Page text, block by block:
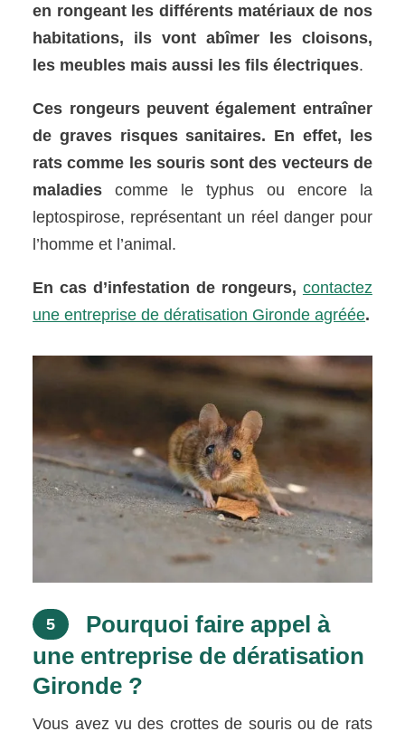
en rongeant les différents matériaux de nos
habitations, ils vont abîmer les cloisons,
les meubles mais aussi les fils électriques.
Ces rongeurs peuvent également entraîner
de graves risques sanitaires. En effet, les
rats comme les souris sont des vecteurs de
maladies comme le typhus ou encore la
leptospirose, représentant un réel danger pour
l’homme et l’animal.
En cas d’infestation de rongeurs, contactez
une entreprise de dératisation Gironde agréée.
5
Pourquoi faire appel à
une entreprise de dératisation
Gironde ?
Vous avez vu des crottes de souris ou de rats